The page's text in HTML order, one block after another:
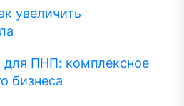
увеличить
для ПНП: комплексное
бизнеса